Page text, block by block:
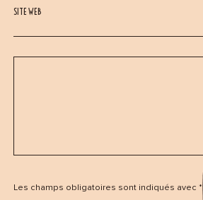
SITE WEB
Les champs obligatoires sont indiqués avec *